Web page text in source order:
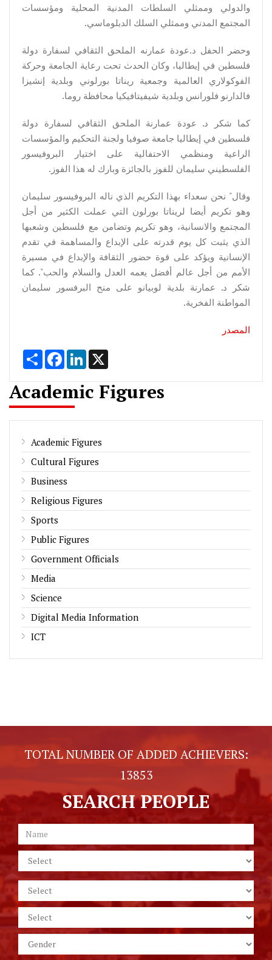
والدولي وممثلي السلطات المدنية المحلية ومؤسسات
المجتمع المدني وممثلي السلك الدبلوماسي.
وحضر الحفل د.عودة عمارنه الملحق الثقافي لسفارة دولة
فلسطين في إيطاليا، وكان الحدث تحت رعاية الجامعة وحركة
الفوكولاري العالمية وجمعية ريناتا بورلوني وبلدية إنشيزا
فالدارنو فلورانس وبلدية شيفيتافيكيا محافظة روما.
كما شكر د. عودة عمارنة الملحق الثقافي لسفارة دولة
فلسطين في إيطاليا جامعة صوفيا ولجنة التحكيم والمؤسسات
الراعية ومنظمي الاحتفالية على اختيار البروفيسور
الفلسطيني سليمان للفوز بالجائزة وبارك له هذا الفوز.
وقال" نحن سعداء بهذا التكريم الذي ناله البروفيسور سليمان
وهو تكريم أيضا لريناتا بورلون التي عملت الكثير من أجل
المجتمع والانسانية، وهو تكريم وتضامن مع فلسطين وشعبها
الذي يثبت كل يوم قدرته على الإبداع والمساهمة في تقدم
الإنسانية ويؤكد على قوة حضور الثقافة والإبداع في مسيرة
الأمم من أجل عالم أفضل يعمه العدل والسلام والحب". كما
شكر د. عمارنة بلدية لوبيانو على منح البرفسور سليمان
المواطنة الفخرية.
المصدر
Share FacebookLinkedIn
Academic Figures
Academic Figures
Cultural Figures
Business
Religious Figures
Sports
Public Figures
Government Officials
Media
Science
Digital Media Information
ICT
TOTAL NUMBER OF ADDED ACHIEVERS:
13853
SEARCH PEOPLE